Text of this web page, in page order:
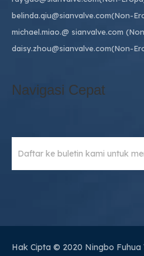
belinda.qiu@sianvalve.com(Non-
michael.miao.@ sianvalve.com
daisy.zhou@sianvalve.com(Non-
Navigasi Cepat
Hak Cipta © 2020 Ningbo Fuhua